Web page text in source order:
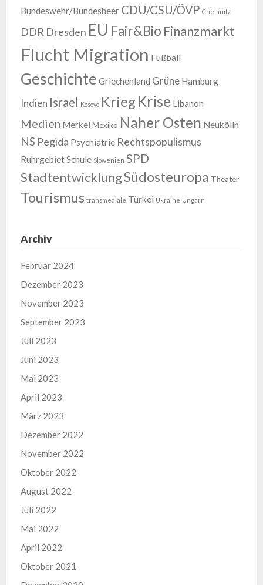
Bundeswehr/Bundesheer CDU/CSU/ÖVP Chemnitz
DDR Dresden EU Fair&Bio Finanzmarkt
Flucht Migration Fußball
Geschichte Griechenland Grüne Hamburg
Indien Israel Kosovo Krieg Krise Libanon
Medien Merkel Mexiko Naher Osten Neukölln
NS Pegida Psychiatrie Rechtspopulismus
RuhrgebietSchule Slowenien SPD
StadtentwicklungSüdosteuropa Theater
Tourismus transmediale Türkei Ukraine Ungarn
Archiv
Februar 2024
Dezember 2023
November 2023
September 2023
Juli 2023
Juni 2023
Mai 2023
April 2023
März 2023
Dezember 2022
November 2022
Oktober 2022
August 2022
Juli 2022
Mai 2022
April 2022
Oktober 2021